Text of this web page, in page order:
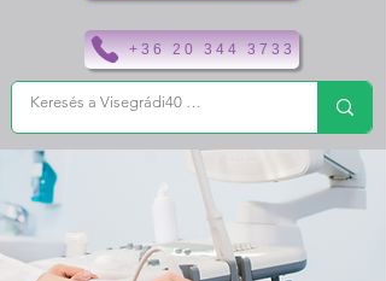
+36 20 344 3733